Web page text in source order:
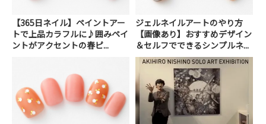
【365日ネイル】ペイントアー
トで上品カラフルに♪囲みペイ
ントがアクセントの春ピ...
ジェルネイルアートのやり方
【画像あり】おすすめデザイン
＆セルフでできるシンプルネ...